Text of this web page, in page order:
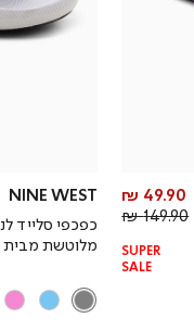
מחיר
מוצר
49.90 ₪
מחיר
149.90 ₪
SUPER
SALE
NINE WEST
כפכפי סלייד
מלוטשת מבית NINE WEST